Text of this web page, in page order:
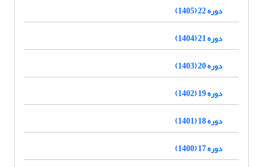
دوره 22 (1405)
دوره 21 (1404)
دوره 20 (1403)
دوره 19 (1402)
دوره 18 (1401)
دوره 17 (1400)